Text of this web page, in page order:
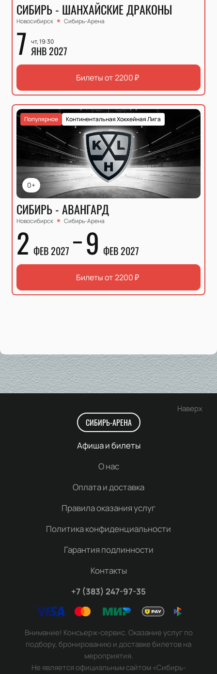
СИБИРЬ - ШАНХАЙСКИЕ ДРАКОНЫ
Новосибирск Сибирь-Арена
7 чт, 19:30
ЯНВ 2027
Билеты от2200₽
0+
Континентальная Хоккейная Лига
Популярное
СИБИРЬ - АВАНГАРД
Новосибирск Сибирь-Арена
2 ФЕВ 2027 9 ФЕВ 2027
Билеты от2200₽
Наверх
СИБИРЬ-АРЕНА
Афиша и билеты
О нас
Оплата и доставка
Правила оказания услуг
Политика конфиденциальности
Гарантия подлинности
Контакты
+7 (383) 247-97-35
Внимание! Консьерж-сервис. Оказание услуг по
подбору, бронированию и доставке билетов на
мероприятия.
Не является официальным сайтом «Сибирь-